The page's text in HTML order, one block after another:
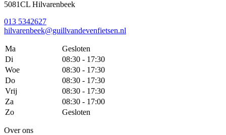
5081CL Hilvarenbeek
013 5342627
hilvarenbeek@guillvandevenfietsen.nl
Ma
Gesloten
Di
08:30 - 17:30
Woe
08:30 - 17:30
Do
08:30 - 17:30
Vrij
08:30 - 17:30
Za
08:30 - 17:00
Zo
Gesloten
Over ons